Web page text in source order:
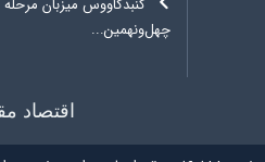
گنبدکاووس میزبان
چهل‌ونهمین...
اقتصاد